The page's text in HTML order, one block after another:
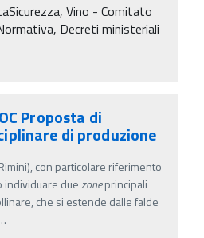
Vino - Comitato
Decreti ministeriali
Proposta di
di produzione
con particolare riferimento
individuare duezoneprincipali
che si estende dalle falde